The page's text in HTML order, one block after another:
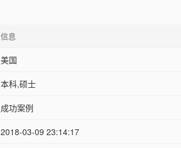
信息
美国
本科,硕士
成功案例
2018-03-09 23:14:17